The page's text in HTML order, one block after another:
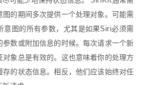
的期间多次提供一个处理对象。可能需
意图的所有参数，尤其是如果Siri必须需
数或附加信息的时候。每次请求一个新
对象总是有效的。这也意味着你的处理方
存的状态信息。相反，他们应该始终对任